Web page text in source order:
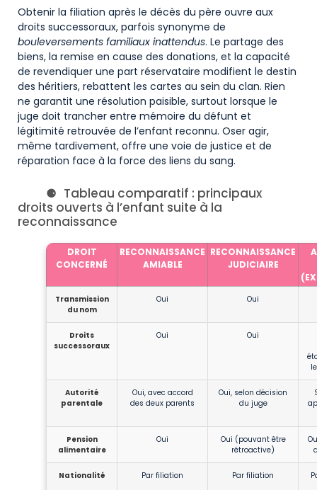
Obtenir la filiation après le décès du père ouvre aux
droits successoraux, parfois synonyme de
bouleversements familiaux inattendus. Le partage des
biens, la remise en cause des donations, et la capacité
de revendiquer une part réservataire modifient le destin
des héritiers, rebattent les cartes au sein du clan. Rien
ne garantit une résolution paisible, surtout lorsque le
juge doit trancher entre mémoire du défunt et
légitimité retrouvée de l’enfant reconnu. Oser agir,
même tardivement, offre une voie de justice et de
réparation face à la force des liens du sang.
Tableau comparatif : principaux
droits ouverts à l’enfant suite à la
reconnaissance
DROIT
CONCERNÉ
RECONNAISSANCE
AMIABLE
RECONNAISSANCE
JUDICIAIRE
Transmission
du nom
Oui Oui
Droits
successoraux
Oui
Oui
Autorité
parentale
Oui, avec accord
des deux parents
Oui, selon décision
du juge
Pension
alimentaire
Oui
Oui (pouvant être
rétroactive)
Nationalité Par filiation Par filiation